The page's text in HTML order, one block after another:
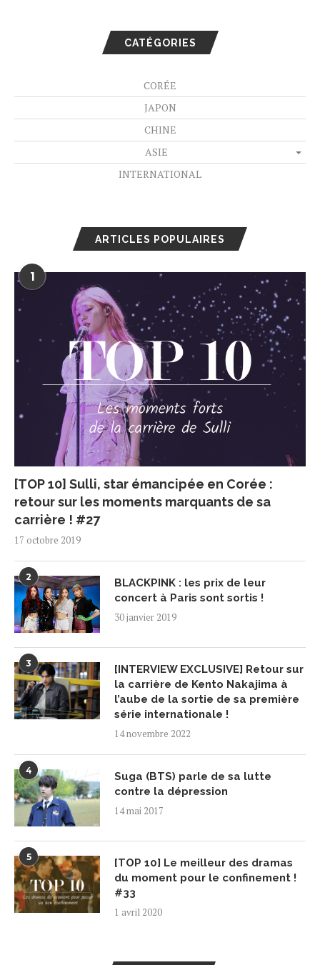
CATÉGORIES
CORÉE
JAPON
CHINE
ASIE
INTERNATIONAL
ARTICLES POPULAIRES
1
[TOP 10] Sulli, star émancipée en Corée :
retour sur les moments marquants de sa
carrière ! #27
17 octobre 2019
2
BLACKPINK : les prix de leur
concert à Paris sont sortis !
30 janvier 2019
3
[INTERVIEW EXCLUSIVE] Retour sur
la carrière de Kento Nakajima à
l’aube de la sortie de sa première
série internationale !
14 novembre 2022
4
Suga (BTS) parle de sa lutte
contre la dépression
14 mai 2017
5
[TOP 10] Le meilleur des dramas
du moment pour le confinement !
#33
1 avril 2020